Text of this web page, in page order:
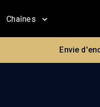
Chaînes
Envie